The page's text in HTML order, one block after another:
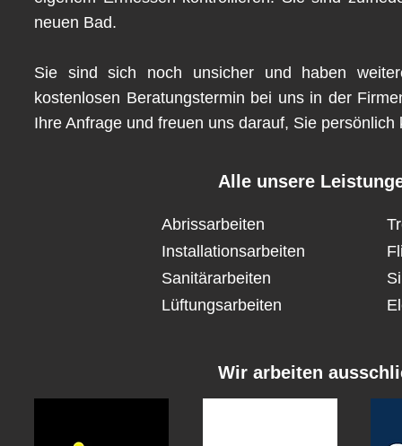
neuen Bad.
Sie sind sich noch unsicher und haben
kostenlosen Beratungstermin bei uns in der
Ihre Anfrage und freuen uns darauf, Sie
Alle unsere
Abrissarbeiten
Installationsarbeiten
Sanitärarbeiten
Lüftungsarbeiten
Wir arbeiten